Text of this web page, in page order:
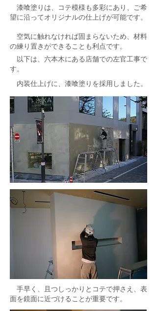
漆喰塗りは、コテ模様も多彩にあり、ご希
望に沿ってオリジナルの仕上げが可能です。
空気に触れなければ固まらないため、材料
の練り置きができることも利点です。
以下は、六本木にある店舗での左官工事で
す。
内装仕上げに、漆喰塗りを採用しました。
手早く、且つしっかりとコテで押さえ、表
面を鏡面に近づけることが重要です。​